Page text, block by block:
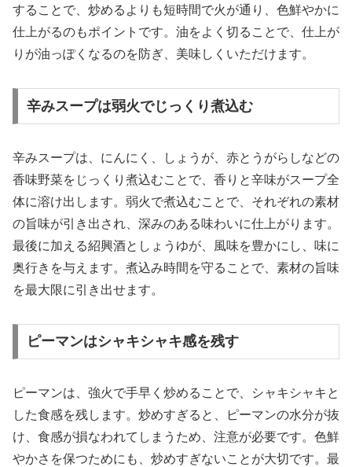
することで、炒めるよりも短時間で火が通り、色鮮やかに
仕上がるのもポイントです。油をよく切ることで、仕上が
りが油っぽくなるのを防ぎ、美味しくいただけます。
辛みスープは弱火でじっくり煮込む
辛みスープは、にんにく、しょうが、赤とうがらしなどの
香味野菜をじっくり煮込むことで、香りと辛味がスープ全
体に溶け出します。弱火で煮込むことで、それぞれの素材
の旨味が引き出され、深みのある味わいに仕上がります。
最後に加える紹興酒としょうゆが、風味を豊かにし、味に
奥行きを与えます。煮込み時間を守ることで、素材の旨味
を最大限に引き出せます。
ピーマンはシャキシャキ感を残す
ピーマンは、強火で手早く炒めることで、シャキシャキと
した食感を残します。炒めすぎると、ピーマンの水分が抜
け、食感が損なわれてしまうため、注意が必要です。色鮮
やかさを保つためにも、炒めすぎないことが大切です。最